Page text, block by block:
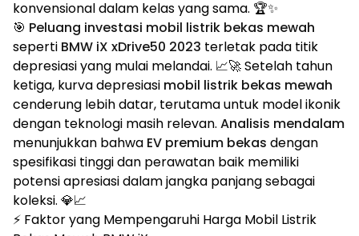
konvensional dalam kelas yang sama. 🏆✨
🎯 Peluang investasi mobil listrik bekas mewah
seperti BMW iX xDrive50 2023 terletak pada titik
depresiasi yang mulai melandai. 📈🚀 Setelah tahun
ketiga, kurva depresiasi mobil listrik bekas mewah
cenderung lebih datar, terutama untuk model ikonik
dengan teknologi masih relevan. Analisis mendalam
menunjukkan bahwa EV premium bekas dengan
spesifikasi tinggi dan perawatan baik memiliki
potensi apresiasi dalam jangka panjang sebagai
koleksi. 💎📈
⚡ Faktor yang Mempengaruhi Harga Mobil Listrik